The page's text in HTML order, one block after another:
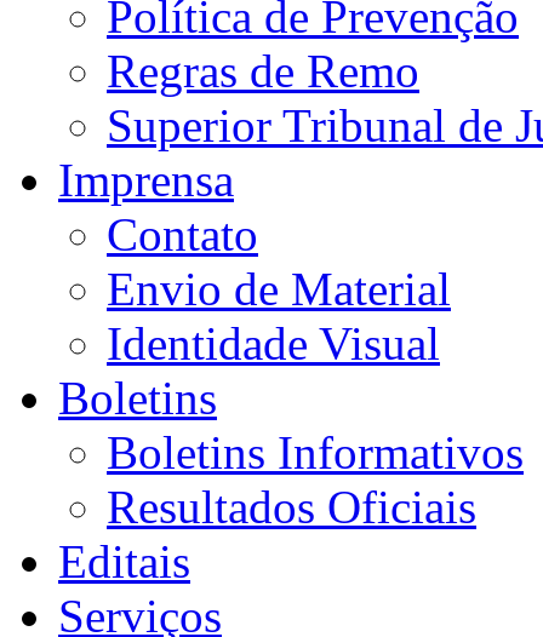
Política de Prevenção
Regras de Remo
Superior Tribunal de
Imprensa
Contato
Envio de Material
Identidade Visual
Boletins
Boletins Informativos
Resultados Oficiais
Editais
Serviços